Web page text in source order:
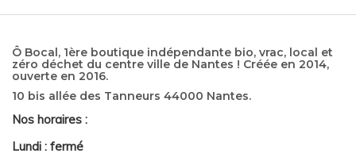
Ô Bocal, 1ère boutique indépendante bio, vrac, local et
zéro déchet du centre ville de Nantes ! Créée en 2014,
ouverte en 2016.
10 bis allée des Tanneurs 44000 Nantes.
Nos horaires :
Lundi : fermé